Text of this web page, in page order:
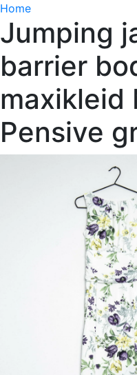
Home
Jumping
barrier
maxikleid
Pensive